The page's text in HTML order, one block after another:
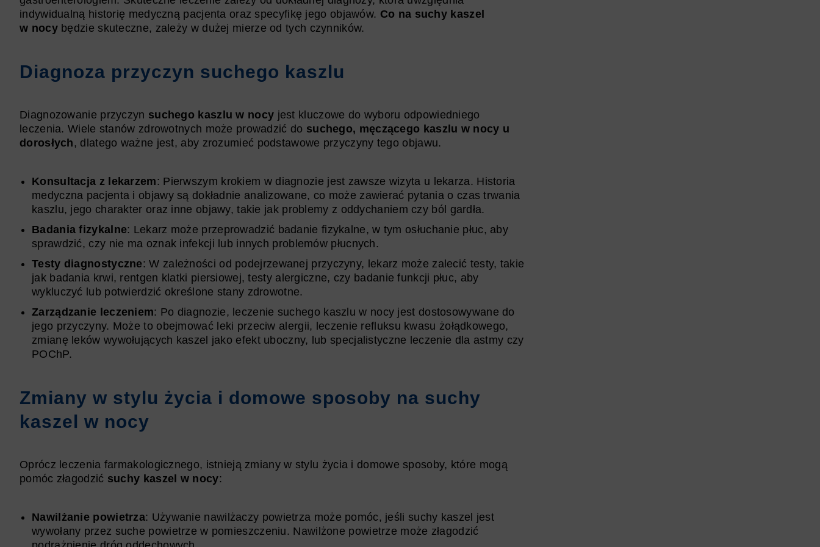
indywidualną historię medyczną pacjenta oraz specyfikę jego objawów. Co na suchy kaszel
w nocybędzie skuteczne, zależy w dużej mierze od tych czynników.
Diagnoza przyczyn suchego kaszlu
Diagnozowanie przyczyn suchego kaszlu w nocy jest kluczowe do wyboru odpowiedniego
leczenia. Wiele stanów zdrowotnych może prowadzić do suchego, męczącego kaszlu w nocy u
dorosłych, dlatego ważne jest, aby zrozumieć podstawowe przyczyny tego objawu.
Konsultacja z lekarzem: Pierwszym krokiem w diagnozie jest zawsze wizyta u lekarza. Historia
medyczna pacjenta i objawy są dokładnie analizowane, co może zawierać pytania o czas trwania
kaszlu, jego charakter oraz inne objawy, takie jak problemy z oddychaniem czy ból gardła.
Badania fizykalne: Lekarz może przeprowadzić badanie fizykalne, w tym osłuchanie płuc, aby
sprawdzić, czy nie ma oznak infekcji lub innych problemów płucnych.
Testy diagnostyczne: W zależności od podejrzewanej przyczyny, lekarz może zalecić testy, takie
jak badania krwi, rentgen klatki piersiowej, testy alergiczne, czy badanie funkcji płuc, aby
wykluczyć lub potwierdzić określone stany zdrowotne.
Zarządzanie leczeniem: Po diagnozie, leczenie suchego kaszlu w nocy jest dostosowywane do
jego przyczyny. Może to obejmować leki przeciw alergii, leczenie refluksu kwasu żołądkowego,
zmianę leków wywołujących kaszel jako efekt uboczny, lub specjalistyczne leczenie dla astmy czy
POChP.
Zmiany w stylu życia i domowe sposoby na suchy
kaszel w nocy
Oprócz leczenia farmakologicznego, istnieją zmiany w stylu życia i domowe sposoby, które mogą
pomóc złagodzić suchy kaszel w nocy:
Nawilżanie powietrza: Używanie nawilżaczy powietrza może pomóc, jeśli suchy kaszel jest
wywołany przez suche powietrze w pomieszczeniu. Nawilżone powietrze może złagodzić